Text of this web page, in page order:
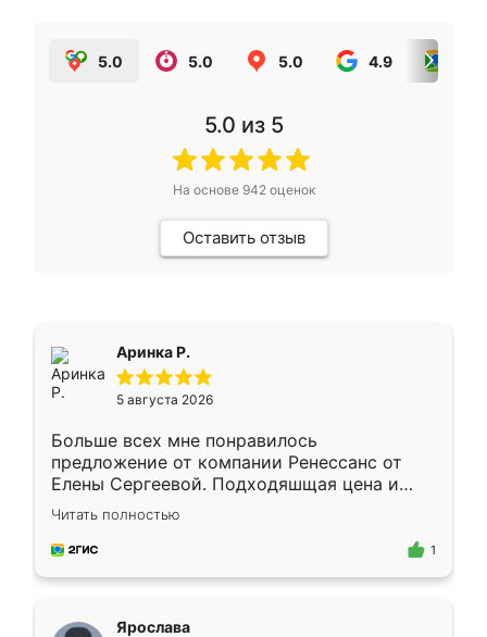
5.0 5.0 5.0 4.9
5.0 из 5
На основе 942оценок
Оставить отзыв
Аринка Р.
5 августа 2026
Больше всех мне понравилось
предложение от компании Ренессанс от
Елены Сергеевой. Подходяшщая цена и
короткие сроки изготовления. Приехавший
для замера сотрудник Владислав
предложил по моему эскизу самый
Читать полностью
1
Ярослава